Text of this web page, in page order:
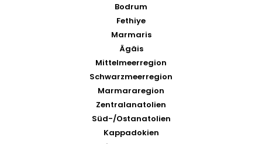
Bodrum
Fethiye
Marmaris
Ägäis
Mittelmeerregion
Schwarzmeerregion
Marmararegion
Zentralanatolien
Süd-/Ostanatolien
Kappadokien